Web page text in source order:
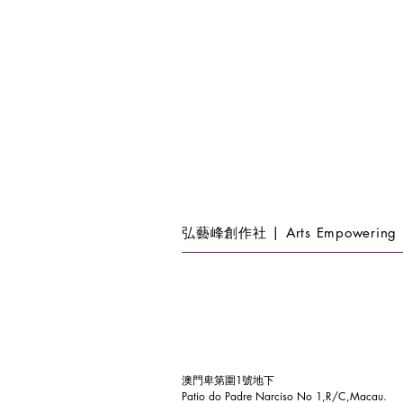
弘藝峰創作社 | Arts Empowering
澳門卑第圍1號地下
Patio do Padre Narciso No 1,R/C,Macau.